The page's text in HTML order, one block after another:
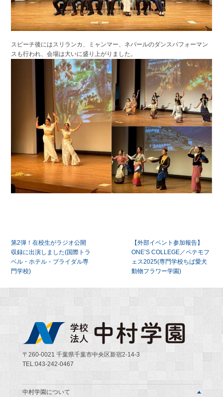
スピーチ後にはスリランカ、ミャンマー、ネパールのダンスパフォーマン
スも行われ、会場は大いに盛り上がりました。
稿
ナ
ビ
シ
ョ
ン
第2弾！在校生がラジオ公開
収録に出演しました(国際トラ
ベル・ホテル・ブライダル専
門学校)
【外部イベント参加報告】
ONE’S COLLEGE／ペテモフ
ェス2025(専門学校ちば愛犬
動物フラワー学園)
〒260-0021 千葉県千葉市中央区新宿2-14-3
TEL:043-242-0467
中村学園について